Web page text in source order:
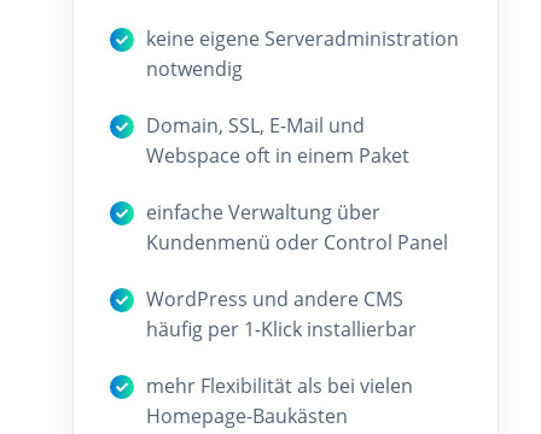
keine eigene Serveradministration
notwendig
Domain, SSL, E-Mail und
Webspace oft in einem Paket
einfache Verwaltung über
Kundenmenü oder Control Panel
WordPress und andere CMS
häufig per 1-Klick installierbar
mehr Flexibilität als bei vielen
Homepage-Baukästen